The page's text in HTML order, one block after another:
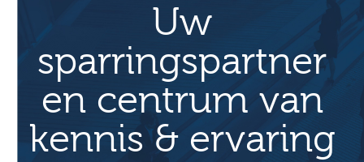
Uw
sparringspartner
en centrum van
kennis & ervaring